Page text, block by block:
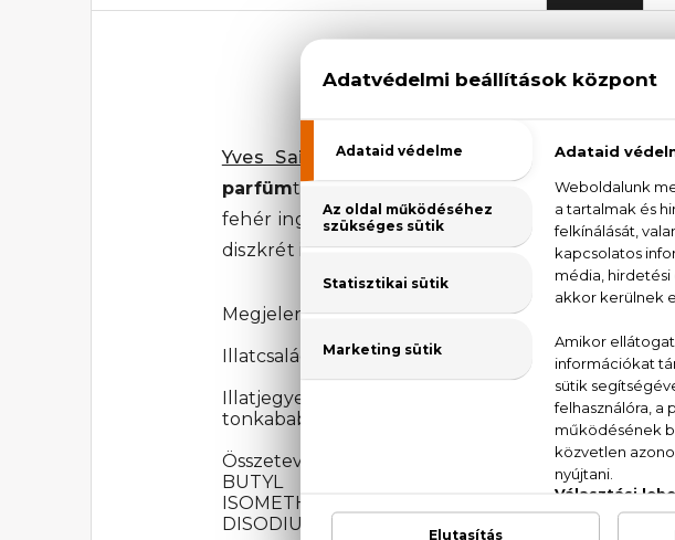
Yves Saint
Yves Saint Laurentegyik legnépszerűbb
parfümtől elvárunk: kellőképp visszafogott, de
fehér ing és öltöny – azaz a klasszikus
diszkrét illatfelhőt kölcsönöznek.
Megjelenési év: 2006
Illatcsalád: Fás-virágos
Illatjegyek: Citromhéj, bergamott, kínai
tonkabab
Összetevők: ALCOHOL, AQUA / WATER,
BUTYL METHOXYDIBENZOYLMETHANE,
ISOMETHYL IONONE, CITRAL,
DISODIUM EDTA, CINNAMAL, CI 15985 / YELLOW 6,